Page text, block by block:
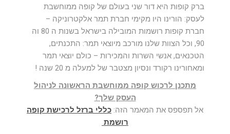
ברק קופות היא דור שני בעולם של קופה ממוחשבת
לעסק: הורינו היו מקימי חברת תמר אלקטרוניקה –
חברת קופות רושמות המובילה בישראל בשנות ה 80 וה
90, וכל הצוות שלנו מורכב מיוצאי תמר: התכנתים,
הטכנאים, אנשי השרות והמכירות – כולם יוצאי תמר
ומאחורינו רקורד ונסיון מצטבר של למעלה מ 20 שנה !
מתכנן לרכוש קופה ממוחשבת הראשונה לניהול
העסק שלך?
אל תפספס את המאמר הזה: כללי ברזל לרכישת קופה
רושמת